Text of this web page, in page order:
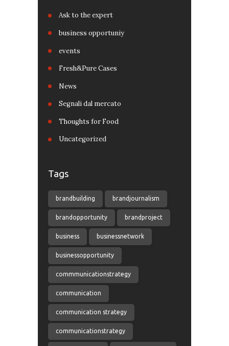
Ask to the expert
business opportuniy
events
Fresh&Pure Cases
News
Segnali dal mercato
Thoughts for Food
Uncategorized
Tags
brandbuilding brandjournalism
brandopportunity brandproject
business businessnetwork
businessopportunity
commmunicationstrategy
communication
communication strategy
communicationstrategy